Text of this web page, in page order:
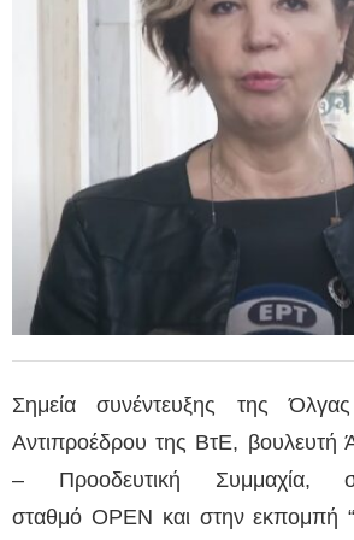
Σημεία συνέντευξης της
Αντιπροέδρου της ΒτΕ, βουλευτή
– Προοδευτική Συμμαχία,
σταθμό OPEN και στην εκπομπή